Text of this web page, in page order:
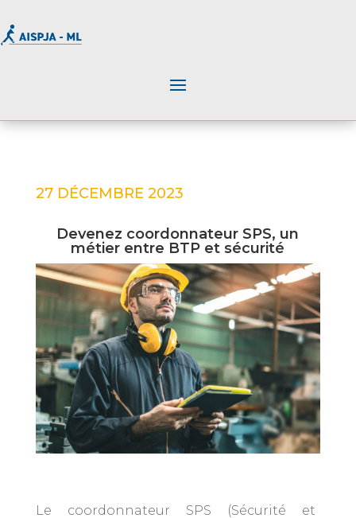
27 DÉCEMBRE 2023
Devenez coordonnateur SPS, un
métier entre BTP et sécurité
Le coordonnateur SPS (Sécurité et